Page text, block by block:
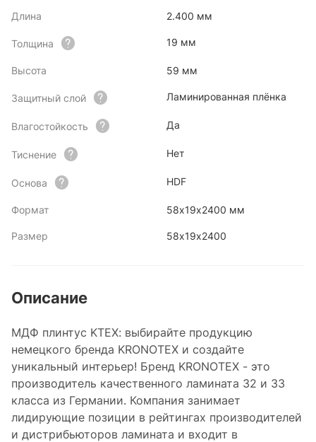
Длина 2.400 мм
Толщина 19 мм
Высота 59 мм
Защитный слой Ламинированная плёнка
Влагостойкость Да
Тиснение Нет
Основа HDF
Формат 58х19х2400 мм
Размер 58х19х2400
Описание
МДФ плинтус KTEX: выбирайте продукцию
немецкого бренда KRONOTEX и создайте
уникальный интерьер! Бренд KRONOTEX - это
производитель качественного ламината 32 и 33
класса из Германии. Компания занимает
лидирующие позиции в рейтингах производителей
и дистрибьюторов ламината и входит в